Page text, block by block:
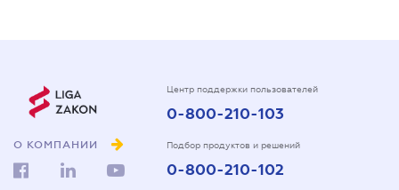
О КОМПАНИИ
Центр поддержки пользователей
0-800-210-103
Подбор продуктов и решений
0-800-210-102